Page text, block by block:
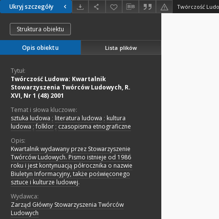
Ukryj szczegóły
Struktura obiektu
Opis obiektu Lista plików
Tytuł:
Twórczość Ludowa: Kwartalnik
Stowarzyszenia Twórców Ludowych, R.
XVI, Nr 1 (48) 2001
Temat i słowa kluczowe:
sztuka ludowa ; literatura ludowa ; kultura
ludowa ; folklor ; czasopisma etnograficzne
Opis:
Kwartalnik wydawany przez Stowarzyszenie
Twórców Ludowych. Pismo istnieje od 1986
roku i jest kontynuacją półrocznika o nazwie
Biuletyn Informacyjny, także poświęconego
sztuce i kulturze ludowej.
Wydawca:
Zarząd Główny Stowarzyszenia Twórców
Ludowych